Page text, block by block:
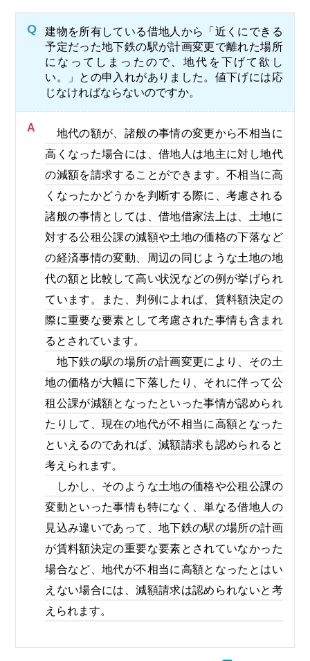
Q
建物を所有している借地人から「近くにできる
予定だった地下鉄の駅が計画変更で離れた場所
になってしまったので、地代を下げて欲し
い。」との申入れがありました。値下げには応
じなければならないのですか。
A
地代の額が、諸般の事情の変更から不相当に
高くなった場合には、借地人は地主に対し地代
の減額を請求することができます。不相当に高
くなったかどうかを判断する際に、考慮される
諸般の事情としては、借地借家法上は、土地に
対する公租公課の減額や土地の価格の下落など
の経済事情の変動、周辺の同じような土地の地
代の額と比較して高い状況などの例が挙げられ
ています。また、判例によれば、賃料額決定の
際に重要な要素として考慮された事情も含まれ
るとされています。
地下鉄の駅の場所の計画変更により、その土
地の価格が大幅に下落したり、それに伴って公
租公課が減額となったといった事情が認められ
たりして、現在の地代が不相当に高額となった
といえるのであれば、減額請求も認められると
考えられます。
しかし、そのような土地の価格や公租公課の
変動といった事情も特になく、単なる借地人の
見込み違いであって、地下鉄の駅の場所の計画
が賃料額決定の重要な要素とされていなかった
場合など、地代が不相当に高額となったとはい
えない場合には、減額請求は認められないと考
えられます。